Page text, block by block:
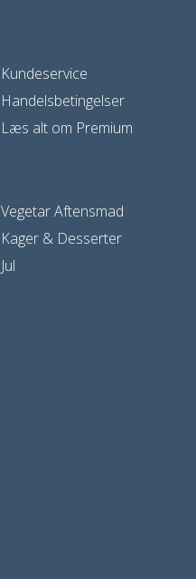
Kundeservice
Handelsbetingelser
Læs alt om Premium
Vegetar Aftensmad
Kager & Desserter
Jul